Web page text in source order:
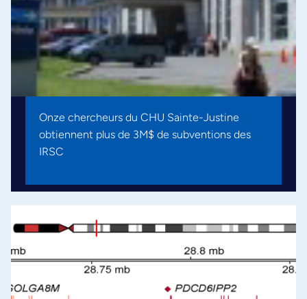
Onze chercheurs du CHU Sainte-Justine
obtiennent plus de 3M$ de subventions des
IRSC